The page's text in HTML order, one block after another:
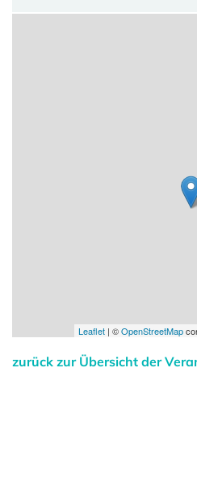
Leaflet | ©OpenStreetMap
zurück zur Übersicht der